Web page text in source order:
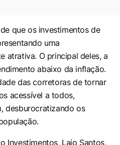
que os investimentos de
uma
atrativa. O principal deles, a
abaixo da inflação.
das corretoras de tornar
acessível a todos,
desburocratizando os
Investimentos, Laio Santos,